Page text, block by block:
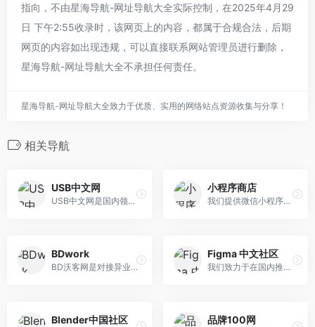
指向，不由星海导航-网址导航大全实际控制，在2025年4月29
日 下午2:55收录时，该网页上的内容，都属于合规合法，后期
网页的内容如出现违规，可以直接联系网站管理员进行删除，
星海导航-网址导航大全不承担任何责任。
星海导航-网址导航大全致力于优质、实用的网络站点资源收集与分享！
相关导航
USB中文网
USB中文网是国内领先的专业USB技术网站，提供USB开发入门教程，USB设备开发，USB驱动开发，USB摄像头，USB麦克风，USB存储设备，USB-HID设备，USB TYPE-C等，是你查阅和学习USB技术资料 的好帮手。
小程序商店
我们提供微信小程序开发，小...
BDwork
BD沃客网是对接异业合作、市场商务合作、人脉拓展、资源置换等BD合作的商务合作平台,帮助企业完成找合作找客户找推广等,是市场、商务、互联网BD必备的网站,资源整合上BDwork,必得我客
Figma 中文社区
我们致力于在国内推广 Figma，这里有我们开发的 Figma 工具箱、设计资源精选、插件合集和 Figma 官方文档。
Blender中国社区 品牌100网